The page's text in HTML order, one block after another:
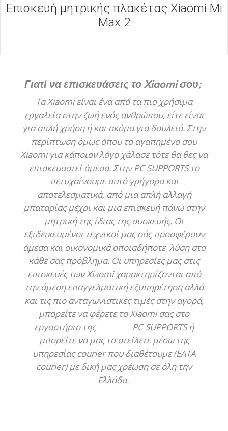
Επισκευή μητρικής πλακέτας Xiaomi Mi
Max 2
Γιατί να επισκευάσεις το Xiaomiσου;
Τα Xiaomi είναι ένα από τα πιο χρήσιμα
εργαλεία στην ζωή ενός ανθρώπου, είτε είναι
για απλή χρήση ή και ακόμα για δουλειά. Στην
περίπτωση όμως όπου το αγαπημένο σου
Xiaomi για κάποιον λόγο χάλασε τότε θα θες να
επισκευαστεί άμεσα. Στην PC SUPPORTS το
πετυχαίνουμε αυτό γρήγορα και
αποτελεσματικά, από μια απλή αλλαγή
μπαταρίας μέχρι και μια επισκευή πάνω στην
μητρική της ίδιας της συσκευής. Οι
εξιδεικευμένοι τεχνικοί μας σάς προσφέρουν
άμεσα και οικονομικά οποιαδήποτε λύση στο
κάθε σας πρόβλημα. Οι υπηρεσίες μας στις
επισκευές των Xiaomi χαρακτηρίζονται από
την άμεση επαγγελματική εξυπηρέτηση αλλά
και τις πιο ανταγωνιστικές τιμές στην αγορά,
μπορείτε να φέρετε το Xiaomi σας στο
εργαστήριο της PC SUPPORTS ή
μπορείτε να μας το στείλετε μέσω της
υπηρεσίας courier που διαθέτουμε (ΕΛΤΑ
courier) με δική μας χρέωση σε όλη την
Ελλάδα.